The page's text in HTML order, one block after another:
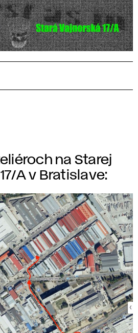
na Starej
A v Bratislave: